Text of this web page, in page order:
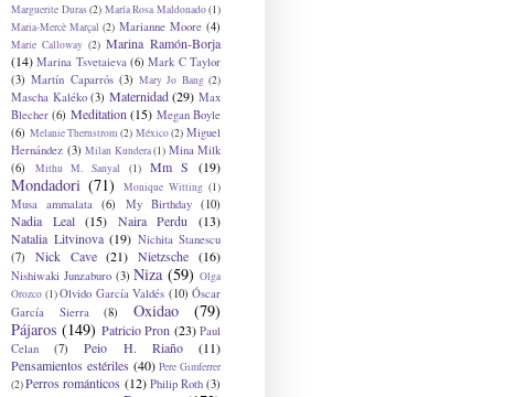
Marguerite Duras(2) María Rosa Maldonado(1)
Maria-Mercè Marçal (2) Marianne Moore (4)
Marie Calloway (2) Marina Ramón-Borja
(14) Marina Tsvetaieva (6) Mark C Taylor
(3) Martín Caparrós (3) Mary Jo Bang (2)
Mascha Kaléko (3) Maternidad (29) Max
Blecher (6) Meditation (15) Megan Boyle
(6) Melanie Thernstrom (2) México (2) Miguel
Hernández (3) Milan Kundera(1) Mina Milk
(6)
Mithu M. Sanyal (1) Mm S (19)
Mondadori (71) Monique Witting (1)
Musa ammalata (6) My Birthday (10)
Nadia Leal (15) Naira Perdu
(13)
Natalia Litvinova (19) Nichita Stanescu
(7)
Nick Cave (21) Nietzsche (16)
Nishiwaki Junzaburo (3) Niza (59) Olga
Orozco (1)Olvido García Valdés (10) Óscar
García Sierra
(8) Oxidao
(79)
Pájaros (149) Patricio Pron (23) Paul
Celan
(7) Peio H. Riaño
(11)
Pensamientos estériles (40) Pere Gimferrer
(2)Perros románticos (12) Philip Roth (3)